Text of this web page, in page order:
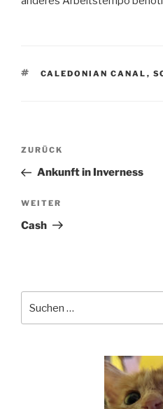
SCHLAGWÖRTER
CALEDONIAN CANAL ,
Beitragsnavigation
Vorheriger
Beitrag
ZURÜCK
Ankunft in Inverness
Nächster
Beitrag
WEITER
Cash
nach: